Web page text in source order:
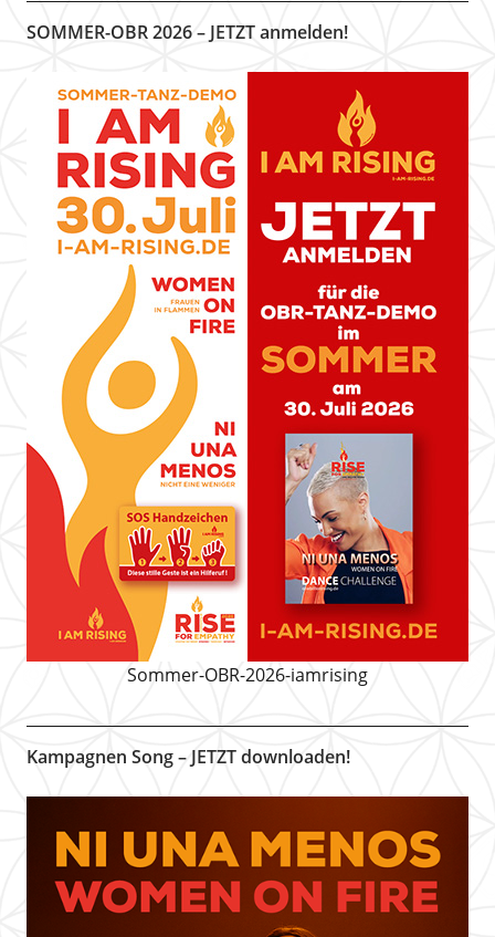
SOMMER-OBR 2026 – JETZT anmelden!
Sommer-OBR-2026-iamrising
Kampagnen Song – JETZT downloaden!